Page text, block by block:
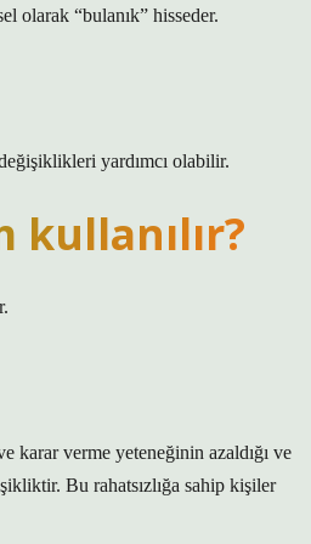
olarak “bulanık” hisseder.
yardımcı olabilir.
karar verme yeteneğinin azaldığı ve
Bu rahatsızlığa sahip kişiler